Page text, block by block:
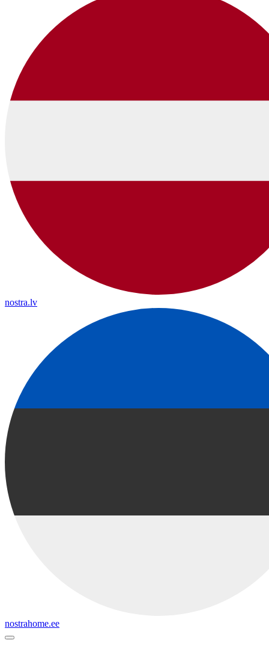
nostra.lv
nostrahome.ee